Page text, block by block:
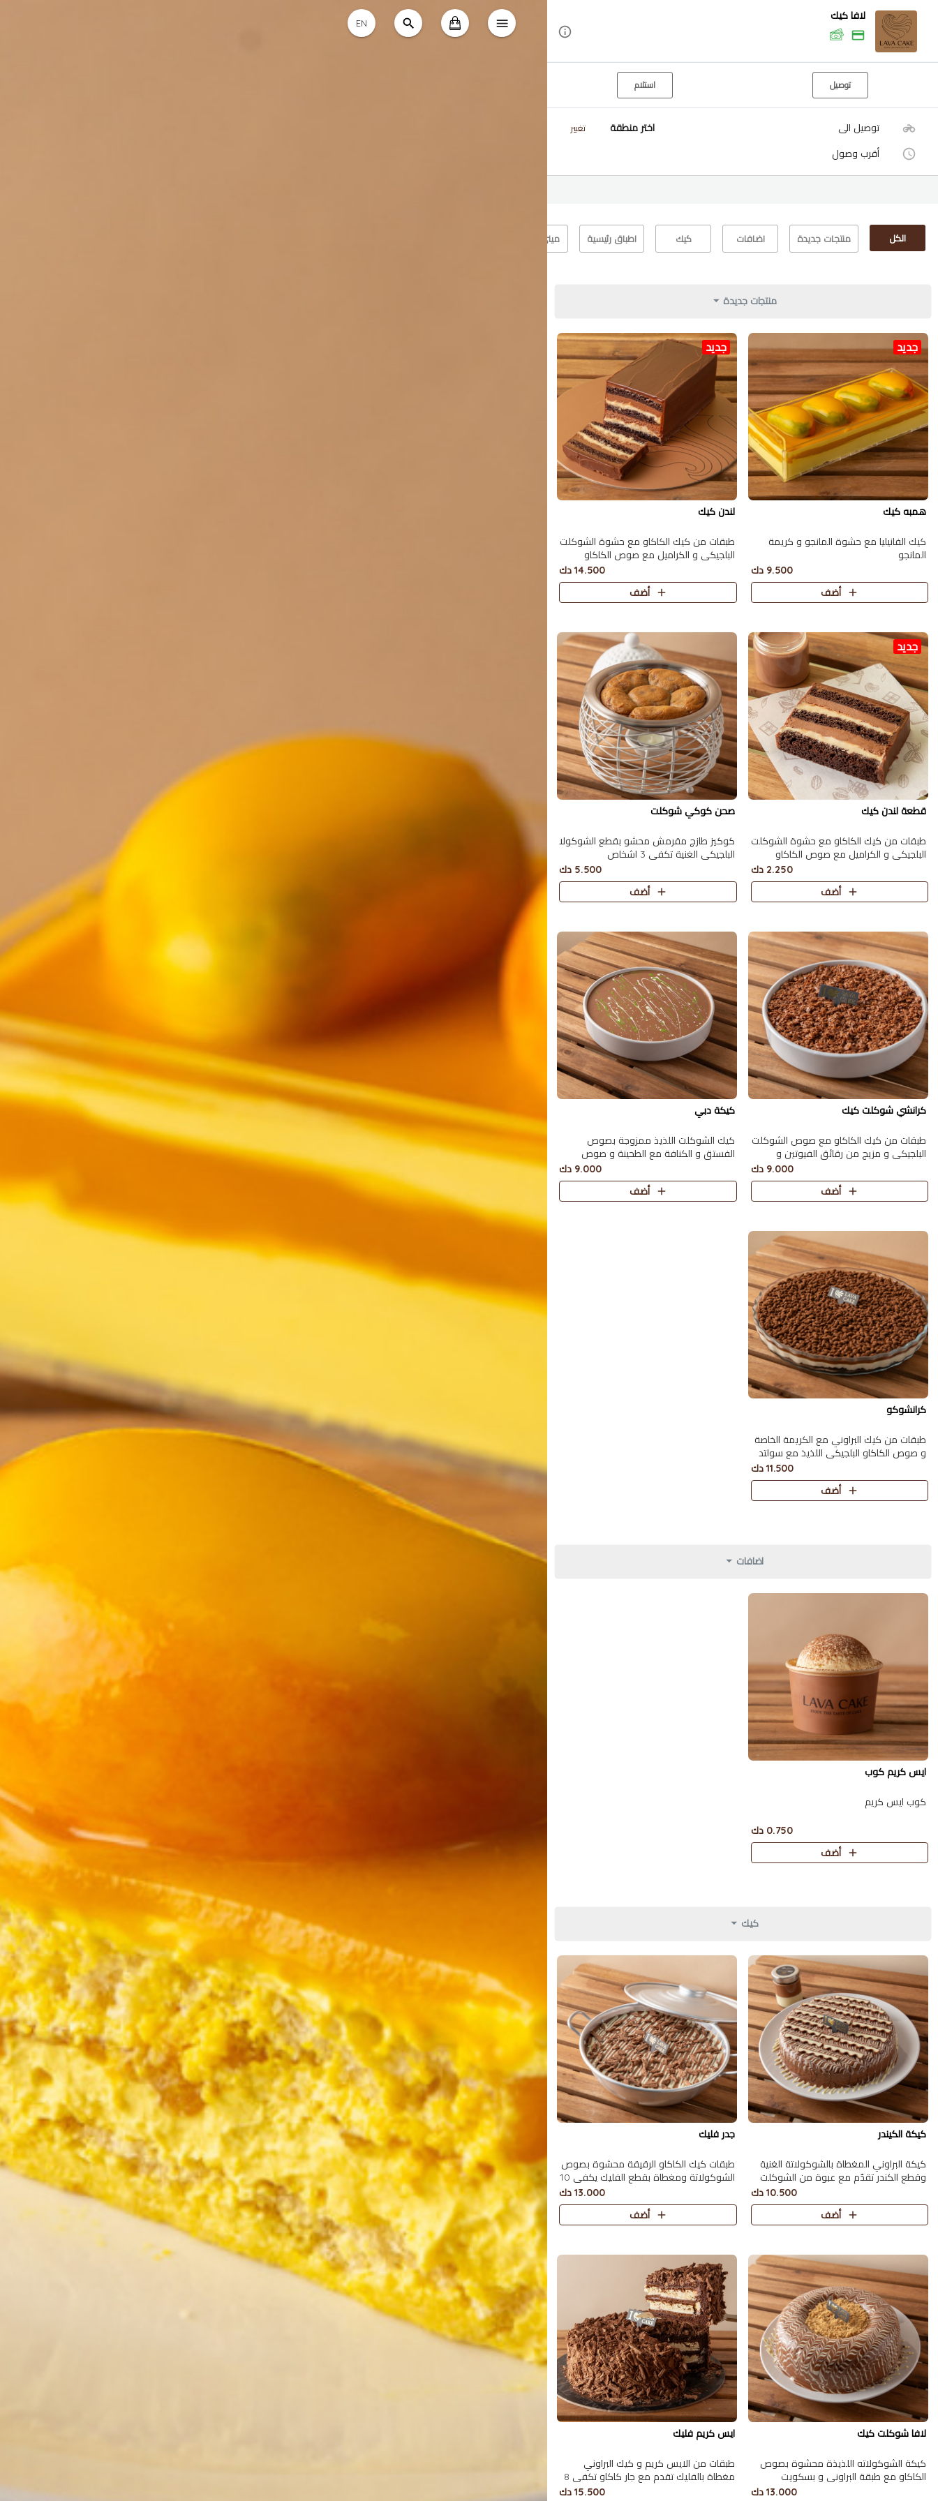
EN
لافا كيك
توصيل استلام
توصيل الى اختر منطقة تغيير
أقرب وصول
الكل منتجات جديدة اضافات كيك اطباق رئيسية ميني كيك
منتجات جديدة
جديد
همبه كيك
كيك الفانيليا مع حشوة المانجو و كريمة
المانجو
9.500 دك
أضف
جديد
لندن كيك
طبقات من كيك الكاكاو مع حشوة الشوكلت
البلجيكي و الكراميل مع صوص الكاكاو
14.500 دك
أضف
جديد
قطعة لندن كيك
طبقات من كيك الكاكاو مع حشوة الشوكلت
البلجيكي و الكراميل مع صوص الكاكاو
2.250 دك
أضف
صحن كوكي شوكلت
كوكيز طازج مقرمش محشو بقطع الشوكولا
البلجيكي الغنية تكفي 3 اشخاص
5.500 دك
أضف
كرانشي شوكلت كيك
طبقات من كيك الكاكاو مع صوص الشوكلت
البلجيكي و مزيج من رقائق الفيوتين و
الخلطة الخاصة من لافا كيك تكفي 6 اشخاص9.000 دك
أضف
كيكة دبي
كيك الشوكلت اللذيذ ممزوجة بصوص
الفستق و الكنافة مع الطحينة و صوص
9.000 دك
أضف
كرانشوكو
طبقات من كيك البراوني مع الكريمة الخاصة
و صوص الكاكاو البلجيكي اللذيذ مع سولتد
11.500 دك
أضف
اضافات
ايس كريم كوب
كوب ايس كريم
0.750 دك
أضف
كيك
كيكة الكيندر
كيكة البراوني المغطاة بالشوكولاتة الغنية
وقطع الكندر تقدّم مع عبوة من الشوكلت
10.500 دك
أضف
جدر فليك
طبقات كيك الكاكاو الرقيقة محشوة بصوص
الشوكولاتة ومغطاة بقطع الفليك يكفي 10
13.000 دك
أضف
لافا شوكلت كيك
كيكة الشوكولاته اللذيذة محشوة بصوص
الكاكاو مع طبقة البراوني و بسكويت
13.000 دك
ايس كريم فليك
طبقات من الايس كريم و كيك البراوني
مغطاة بالفليك تقدم مع جار كاكاو تكفي 8
15.500 دك